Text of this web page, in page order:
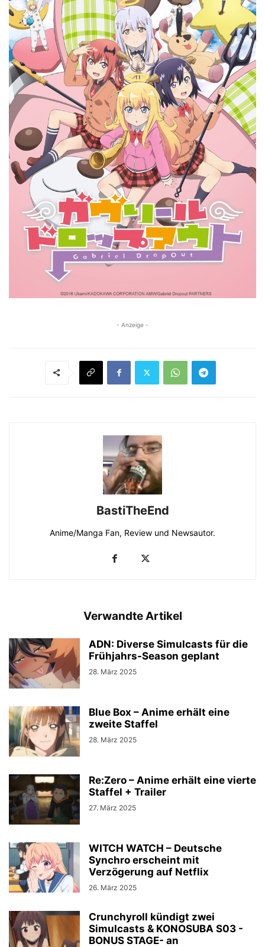
- Anzeige -
BastiTheEnd
Anime/Manga Fan, Review und Newsautor.
Verwandte Artikel
ADN: Diverse Simulcasts für die
Frühjahrs-Season geplant
28. März 2025
Blue Box – Anime erhält eine
zweite Staffel
28. März 2025
Re:Zero – Anime erhält eine vierte
Staffel + Trailer
27. März 2025
WITCH WATCH – Deutsche
Synchro erscheint mit
Verzögerung auf Netflix
26. März 2025
Crunchyroll kündigt zwei
Simulcasts & KONOSUBA S03 -
BONUS STAGE- an